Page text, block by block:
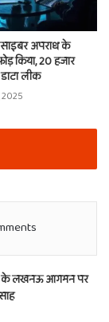
अपराध के
किया, 20 हजार
डाटा लीक
के लखनऊ आगमन पर